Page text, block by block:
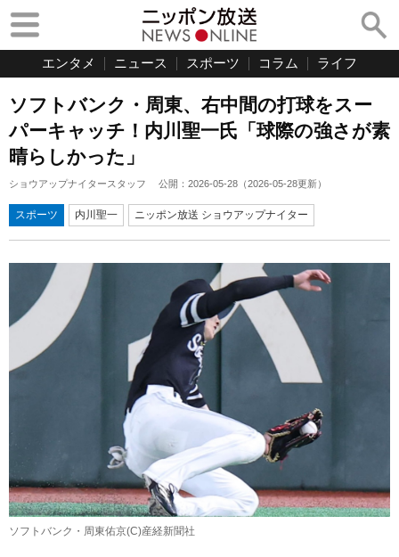
エンタメ ニュース スポーツ コラム ライフ
ソフトバンク・周東、右中間の打球をスー
パーキャッチ！内川聖一氏「球際の強さが素
晴らしかった」
ショウアップナイタースタッフ 公開： 2026-05-28 （2026-05-28更新）
スポーツ 内川聖一 ニッポン放送 ショウアップナイター
ソフトバンク・周東佑京(C)産経新聞社